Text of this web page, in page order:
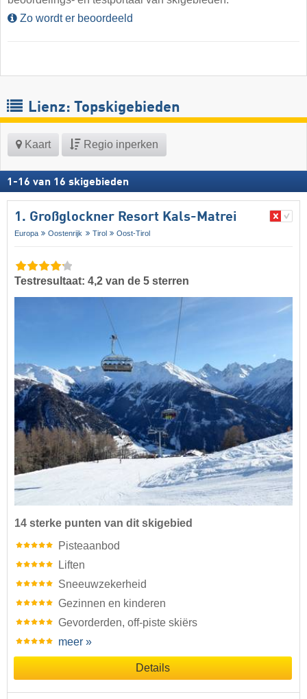
Zo wordt er beoordeeld
Lienz: Topskigebieden
Kaart Regio inperken
1 -16 van 16 skigebieden
1. Großglockner Resort Kals-Matrei
Europa Oostenrijk Tirol Oost-Tirol
Testresultaat: 4,2 van de 5 sterren
14 sterke punten van dit skigebied
Pisteaanbod
Liften
Sneeuwzekerheid
Gezinnen en kinderen
Gevorderden, off-piste skiërs
meer »
Details